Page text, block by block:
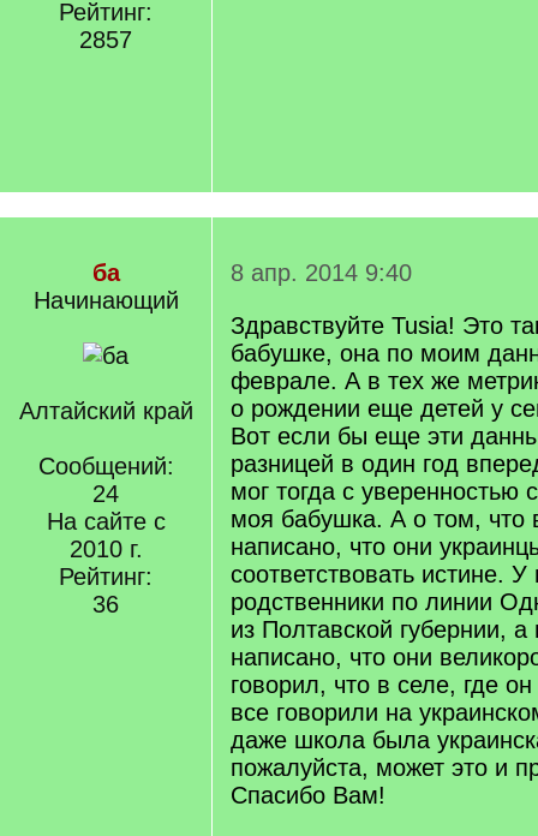
Рейтинг:
2857
ба
Начинающий
Алтайский край
Сообщений:
24
На сайте с
2010 г.
Рейтинг:
36
8 апр. 2014 9:40
Здравствуйте Tusia! Это
бабушке, она по моим
феврале. А в тех же
о рождении еще детей у
Вот если бы еще эти
разницей в один год
мог тогда с уверенностью
моя бабушка. А о том, что
написано, что они
соответствовать истине.
родственники по линии
из Полтавской губернии, а
написано, что они
говорил, что в селе, где
все говорили на
даже школа была
пожалуйста, может это и
Спасибо Вам!